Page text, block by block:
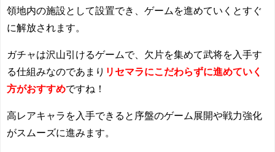
領地内の施設として設置でき、ゲームを進めていくとすぐ
に解放されます。
ガチャは沢山引けるゲームで、欠片を集めて武将を入手す
る仕組みなのであまり リセマラにこだわらずに進めていく
方がおすすめですね！
高レアキャラを入手できると序盤のゲーム展開や戦力強化
がスムーズに進みます。